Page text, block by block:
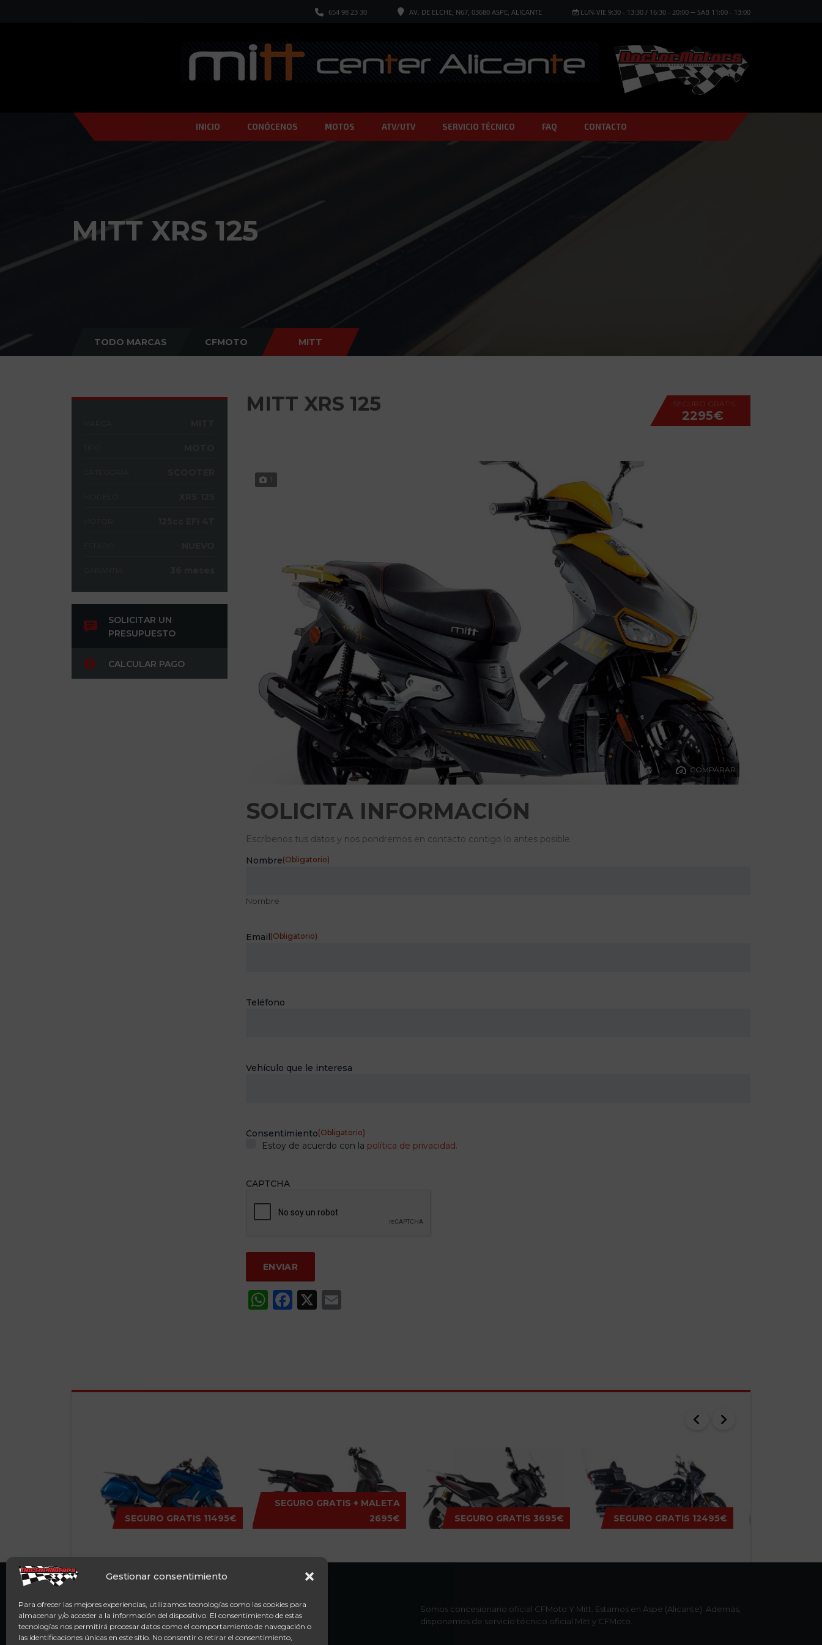
Gestionar consentimiento
Para ofrecer las mejores experiencias, utilizamos tecnologías como las cookies para
almacenar y/o acceder a la información del dispositivo. El consentimiento de estas
tecnologías nos permitirá procesar datos como el comportamiento de navegación o
las identificaciones únicas en este sitio. No consentir o retirar el consentimiento,
LUN-VIE 9:30 - 13:30 / 16:30 - 20:00 ─ SAB 11:00 - 13:00
AV. DE ELCHE, N67, 03680 ASPE, ALICANTE
654 98 23 30
INICIO CONÓCENOS MOTOS ATV/UTV SERVICIO TÉCNICO FAQ CONTACTO
MITT XRS 125
TODO MARCAS CFMOTO MITT
SEGURO GRATIS
2295€
MITT XRS 125
COMPARAR
1
SOLICITA INFORMACIÓN
Escríbenos tus datos y nos pondremos en contacto contigo lo antes posible.
Nombre(Obligatorio)
Nombre
Email(Obligatorio)
Teléfono
Vehículo que le interesa
Consentimiento(Obligatorio)
Estoy de acuerdo con la política de privacidad.
CAPTCHA
WhatsApp
Facebook
X
SOLICITAR UN
PRESUPUESTO
CALCULAR PAGO
SEGURO GRATIS 11495€
SEGURO GRATIS + MALETA
2695€
SEGURO GRATIS 3695€ SEGURO GRATIS 12495€
Somos concesionario oficial CFMoto Y Mitt. Estamos en Aspe (Alicante). Además,
disponemos de servicio técnico oficial Mitt y CFMoto.